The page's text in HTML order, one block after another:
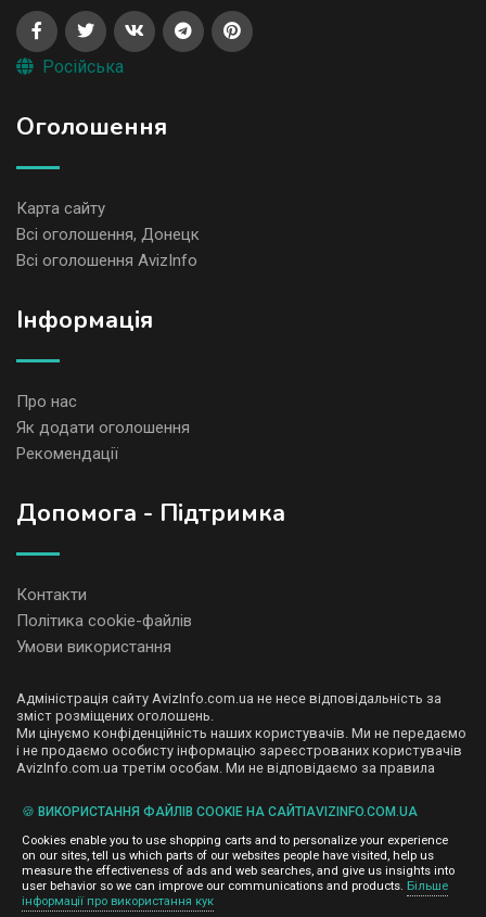
Російська
Оголошення
Карта сайту
Всі оголошення, Донецк
Всі оголошення AvizInfo
Iнформація
Про нас
Як додати оголошення
Рекомендації
Допомога - Підтримка
Контакти
Політика cookie-файлів
Умови використання
Адміністрація сайту AvizInfo.com.ua не несе відповідальність за
зміст розміщених оголошень.
Ми цінуємо конфіденційність наших користувачів. Ми не передаємо
і не продаємо особисту інформацію зареєстрованих користувачів
AvizInfo.com.ua третім особам. Ми не відповідаємо за правила
деяких сторінках нашого сайту представлена реклама Google
Adsense Advertising Network. Щоб дізнатися детальніше про
правила конфіденційності Googleнатисніть тут.
🍪 ВИКОРИСТАННЯ ФАЙЛІВ COOKIE НА САЙТІAVIZINFO.COM.UA
Cookies enable you to use shopping carts and to personalize your experience
on our sites, tell us which parts of our websites people have visited, help us
measure the effectiveness of ads and web searches, and give us insights into
user behavior so we can improve our communications and products. Більше
інформації про використання кук